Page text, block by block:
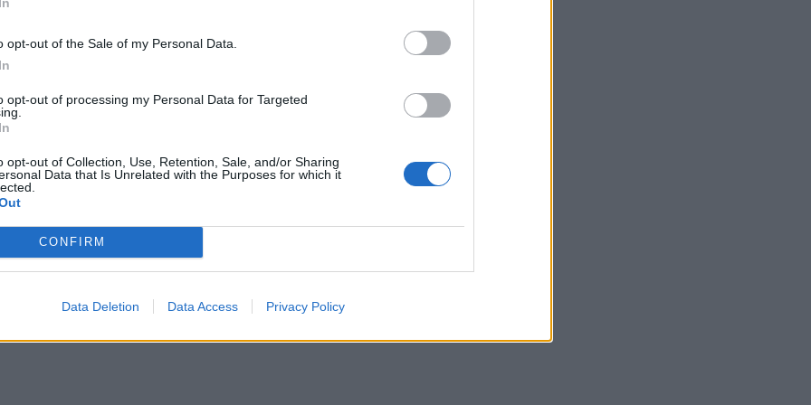
opt-out of the Sale of my Personal Data.
opt-out of processing my Personal Data for Targeted
opt-out of Collection, Use, Retention, Sale, and/or Sharing
Data that Is Unrelated with the Purposes for which it
CONFIRM
Data Deletion Data Access Privacy Policy